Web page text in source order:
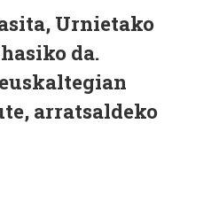
Urnietako
da.
arratsaldeko